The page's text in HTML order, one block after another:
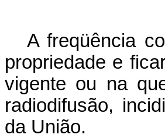
A freqüência
propriedade e
vigente ou na
radiodifusão,
da União.